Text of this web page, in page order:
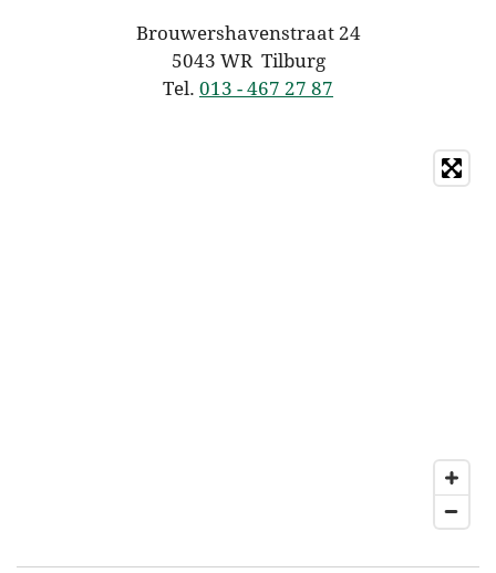
Brouwershavenstraat 24
5043 WR Tilburg
Tel. 013 - 467 27 87